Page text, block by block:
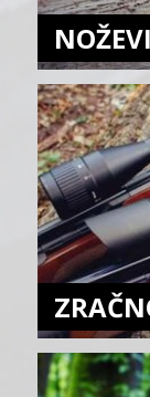
NOŽEVI